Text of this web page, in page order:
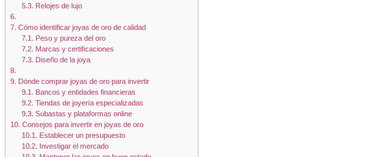
5.3. Relojes de lujo
6.
7. Cómo identificar joyas de oro de calidad
7.1. Peso y pureza del oro
7.2. Marcas y certificaciones
7.3. Diseño de la joya
8.
9. Dónde comprar joyas de oro para invertir
9.1. Bancos y entidades financieras
9.2. Tiendas de joyería especializadas
9.3. Subastas y plataformas online
10. Consejos para invertir en joyas de oro
10.1. Establecer un presupuesto
10.2. Investigar el mercado